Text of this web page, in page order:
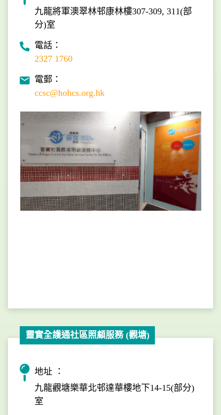
九龍將軍澳翠林邨康林樓307-309, 311(部
分)室
電話：
2327 1760
電郵：
ccsc@hohcs.org.hk
靈實全護通社區照顧服務 (觀塘)
地址 ：
九龍觀塘樂華北邨達華樓地下14-15(部分)
室